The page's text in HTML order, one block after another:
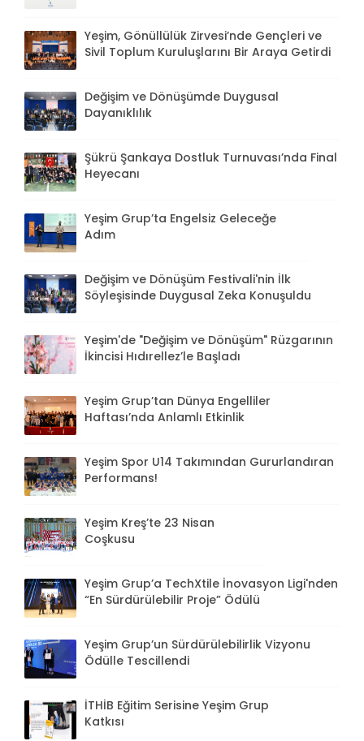
Yeşim, Gönüllülük Zirvesi’nde Gençleri ve
Sivil Toplum Kuruluşlarını Bir Araya Getirdi
Değişim ve Dönüşümde Duygusal
Dayanıklılık
Şükrü Şankaya Dostluk Turnuvası’nda Final
Heyecanı
Yeşim Grup’ta Engelsiz Geleceğe
Adım
Değişim ve Dönüşüm Festivali'nin İlk
Söyleşisinde Duygusal Zeka Konuşuldu
Yeşim'de "Değişim ve Dönüşüm" Rüzgarının
İkincisi Hıdırellez’le Başladı
Yeşim Grup’tan Dünya Engelliler
Haftası’nda Anlamlı Etkinlik
Yeşim Spor U14 Takımından Gururlandıran
Performans!
Yeşim Kreş’te 23 Nisan
Coşkusu
Yeşim Grup’a TechXtile İnovasyon Ligi'nden
“En Sürdürülebilir Proje” Ödülü
Yeşim Grup’un Sürdürülebilirlik Vizyonu
Ödülle Tescillendi
İTHİB Eğitim Serisine Yeşim Grup
Katkısı